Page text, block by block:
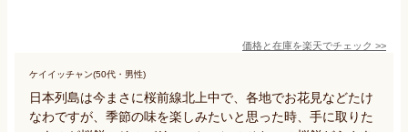
価格と在庫を楽天でチェック >>
ケイイッチャン(50代・男性)
日本列島は今まさに桜前線北上中で、各地でお花見などたけ
なわですが、季節の味を楽しみたいと思った時、手に取りた